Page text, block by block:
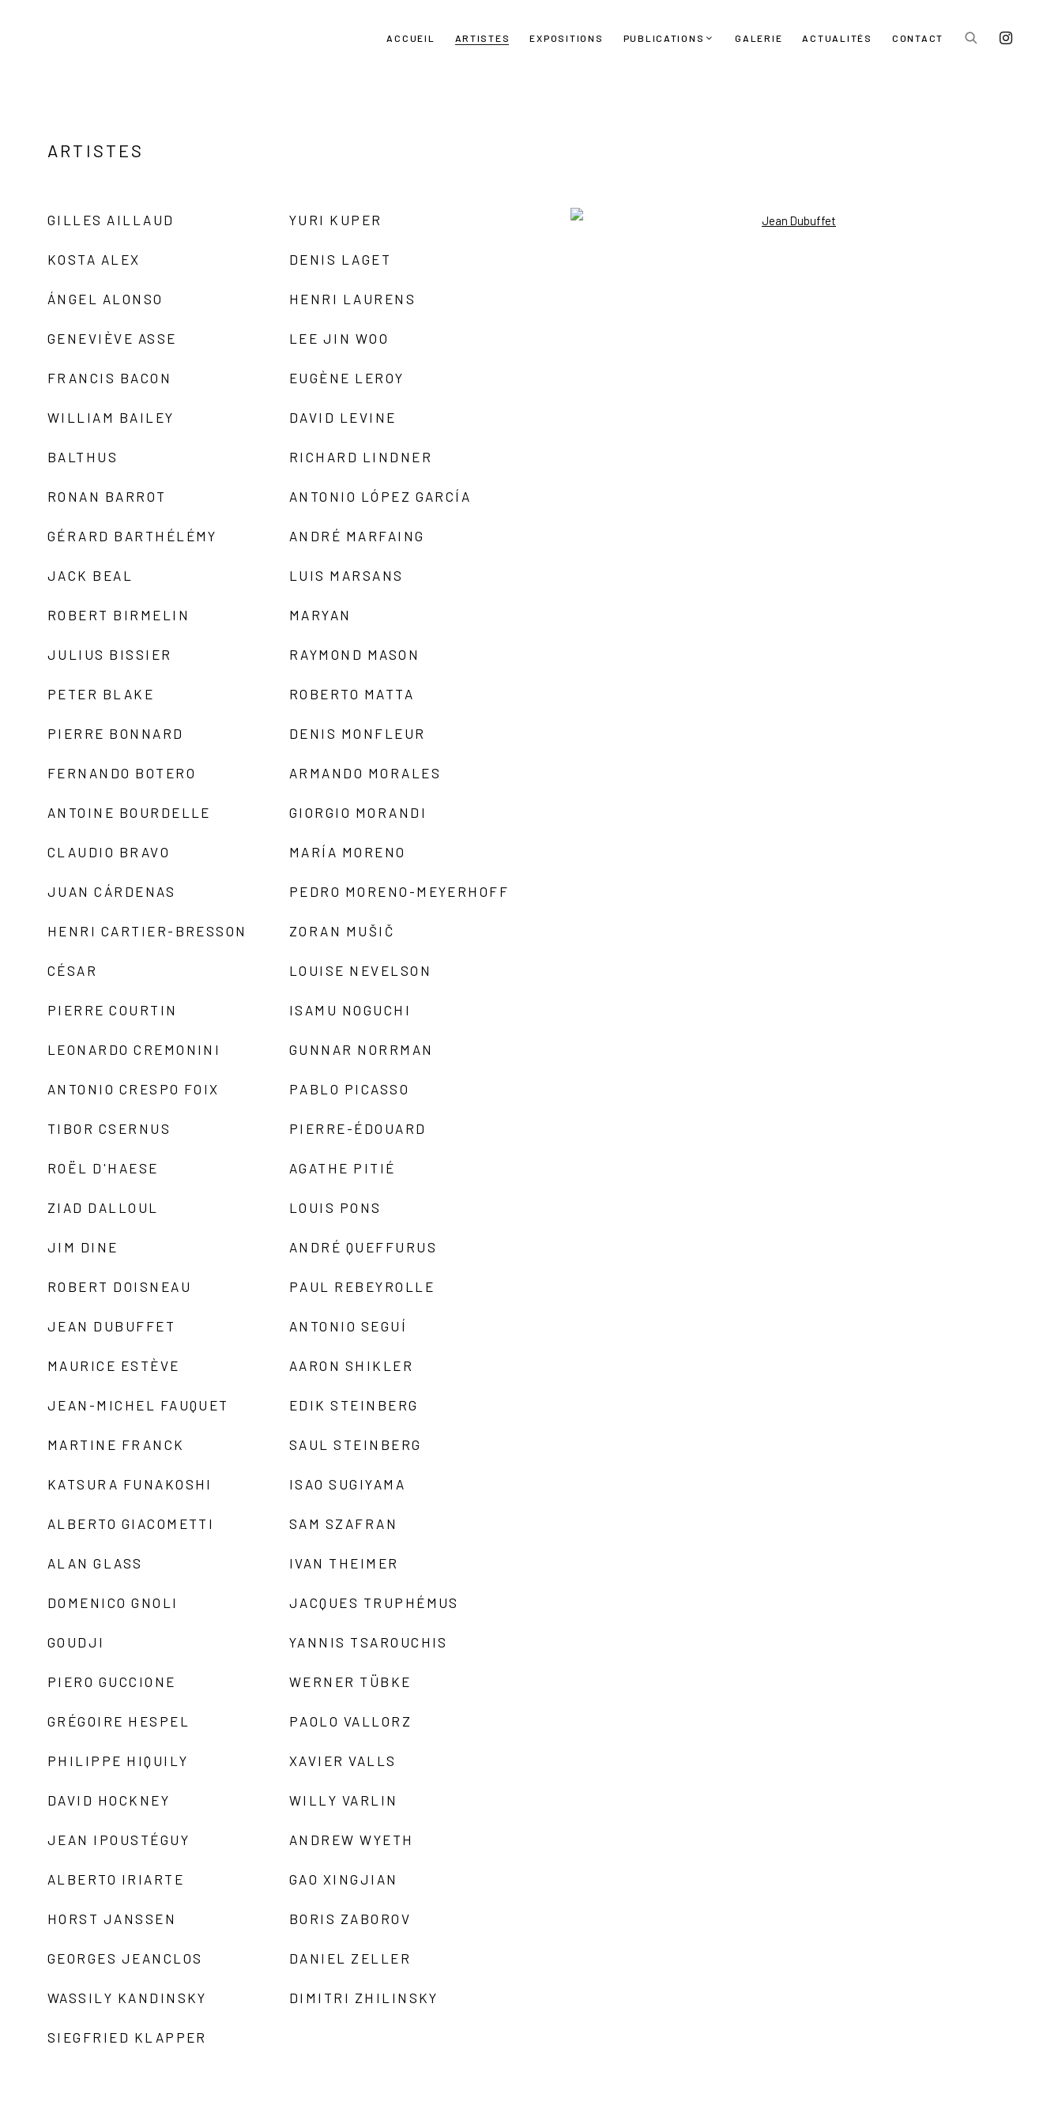
ACCUEIL ARTISTES EXPOSITIONS PUBLICATIONS GALERIE ACTUALITÉS CONTACT
ARTISTES
GILLES AILLAUD
KOSTA ALEX
ÁNGEL ALONSO
GENEVIÈVE ASSE
FRANCIS BACON
WILLIAM BAILEY
BALTHUS
RONAN BARROT
GÉRARD BARTHÉLÉMY
JACK BEAL
ROBERT BIRMELIN
JULIUS BISSIER
PETER BLAKE
PIERRE BONNARD
FERNANDO BOTERO
ANTOINE BOURDELLE
CLAUDIO BRAVO
JUAN CÁRDENAS
HENRI CARTIER-BRESSON
CÉSAR
PIERRE COURTIN
LEONARDO CREMONINI
ANTONIO CRESPO FOIX
TIBOR CSERNUS
ROËL D'HAESE
ZIAD DALLOUL
JIM DINE
ROBERT DOISNEAU
JEAN DUBUFFET
MAURICE ESTÈVE
JEAN-MICHEL FAUQUET
MARTINE FRANCK
KATSURA FUNAKOSHI
ALBERTO GIACOMETTI
ALAN GLASS
DOMENICO GNOLI
GOUDJI
PIERO GUCCIONE
GRÉGOIRE HESPEL
PHILIPPE HIQUILY
DAVID HOCKNEY
JEAN IPOUSTÉGUY
ALBERTO IRIARTE
HORST JANSSEN
GEORGES JEANCLOS
WASSILY KANDINSKY
SIEGFRIED KLAPPER
YURI KUPER
DENIS LAGET
HENRI LAURENS
LEE JIN WOO
EUGÈNE LEROY
DAVID LEVINE
RICHARD LINDNER
ANTONIO LÓPEZ GARCÍA
ANDRÉ MARFAING
LUIS MARSANS
MARYAN
RAYMOND MASON
ROBERTO MATTA
DENIS MONFLEUR
ARMANDO MORALES
GIORGIO MORANDI
MARÍA MORENO
PEDRO MORENO-MEYERHOFF
ZORAN MUŠIČ
LOUISE NEVELSON
ISAMU NOGUCHI
GUNNAR NORRMAN
PABLO PICASSO
PIERRE-ÉDOUARD
AGATHE PITIÉ
LOUIS PONS
ANDRÉ QUEFFURUS
PAUL REBEYROLLE
ANTONIO SEGUÍ
AARON SHIKLER
EDIK STEINBERG
SAUL STEINBERG
ISAO SUGIYAMA
SAM SZAFRAN
IVAN THEIMER
JACQUES TRUPHÉMUS
YANNIS TSAROUCHIS
WERNER TÜBKE
PAOLO VALLORZ
XAVIER VALLS
WILLY VARLIN
ANDREW WYETH
GAO XINGJIAN
BORIS ZABOROV
DANIEL ZELLER
DIMITRI ZHILINSKY